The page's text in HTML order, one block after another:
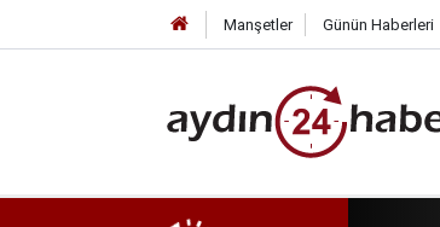
Manşetler Günün Haberleri